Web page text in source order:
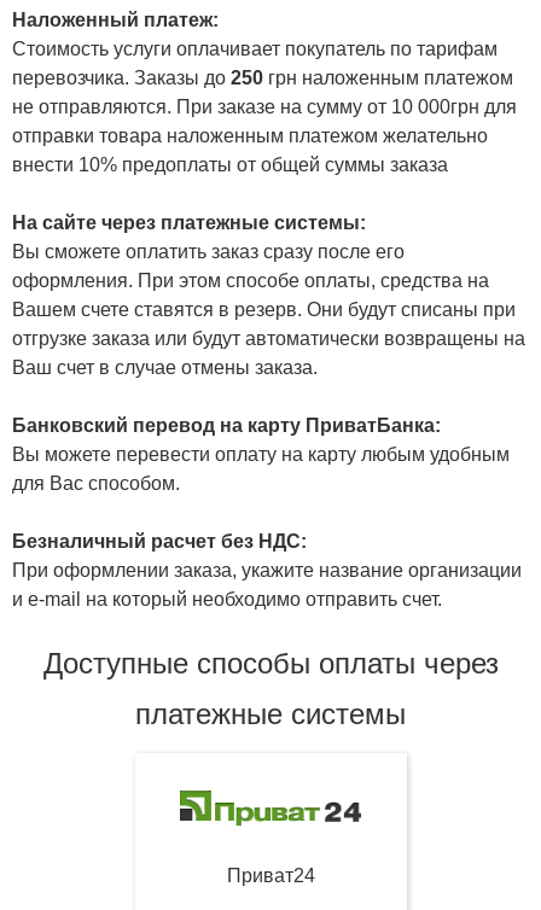
Наложенный платеж:
Стоимость услуги оплачивает покупатель по тарифам
перевозчика. Заказы до 250 грн наложенным платежом
не отправляются. При заказе на сумму от 10 000грн для
отправки товара наложенным платежом желательно
внести 10% предоплаты от общей суммы заказа
На сайте через платежные системы:
Вы сможете оплатить заказ сразу после его
оформления. При этом способе оплаты, средства на
Вашем счете ставятся в резерв. Они будут списаны при
отгрузке заказа или будут автоматически возвращены на
Ваш счет в случае отмены заказа.
Банковский перевод на карту ПриватБанка:
Вы можете перевести оплату на карту любым удобным
для Вас способом.
Безналичный расчет без НДС:
При оформлении заказа, укажите название организации
и e-mail на который необходимо отправить счет.
Доступные способы оплаты через
платежные системы
Приват24